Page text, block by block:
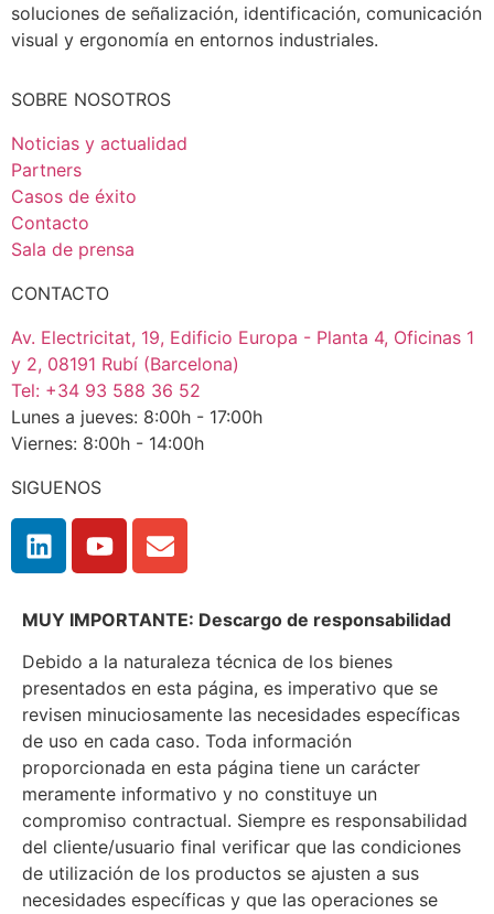
soluciones de señalización, identificación, comunicación
visual y ergonomía en entornos industriales.
SOBRE NOSOTROS
Noticias y actualidad
Partners
Casos de éxito
Contacto
Sala de prensa
CONTACTO
Av. Electricitat, 19, Edificio Europa - Planta 4, Oficinas 1
y 2, 08191 Rubí (Barcelona)
Tel: +34 93 588 36 52
Lunes a jueves: 8:00h - 17:00h
Viernes: 8:00h - 14:00h
SIGUENOS
MUY IMPORTANTE: Descargo de responsabilidad
Debido a la naturaleza técnica de los bienes
presentados en esta página, es imperativo que se
revisen minuciosamente las necesidades específicas
de uso en cada caso. Toda información
proporcionada en esta página tiene un carácter
meramente informativo y no constituye un
compromiso contractual. Siempre es responsabilidad
del cliente/usuario final verificar que las condiciones
de utilización de los productos se ajusten a sus
necesidades específicas y que las operaciones se